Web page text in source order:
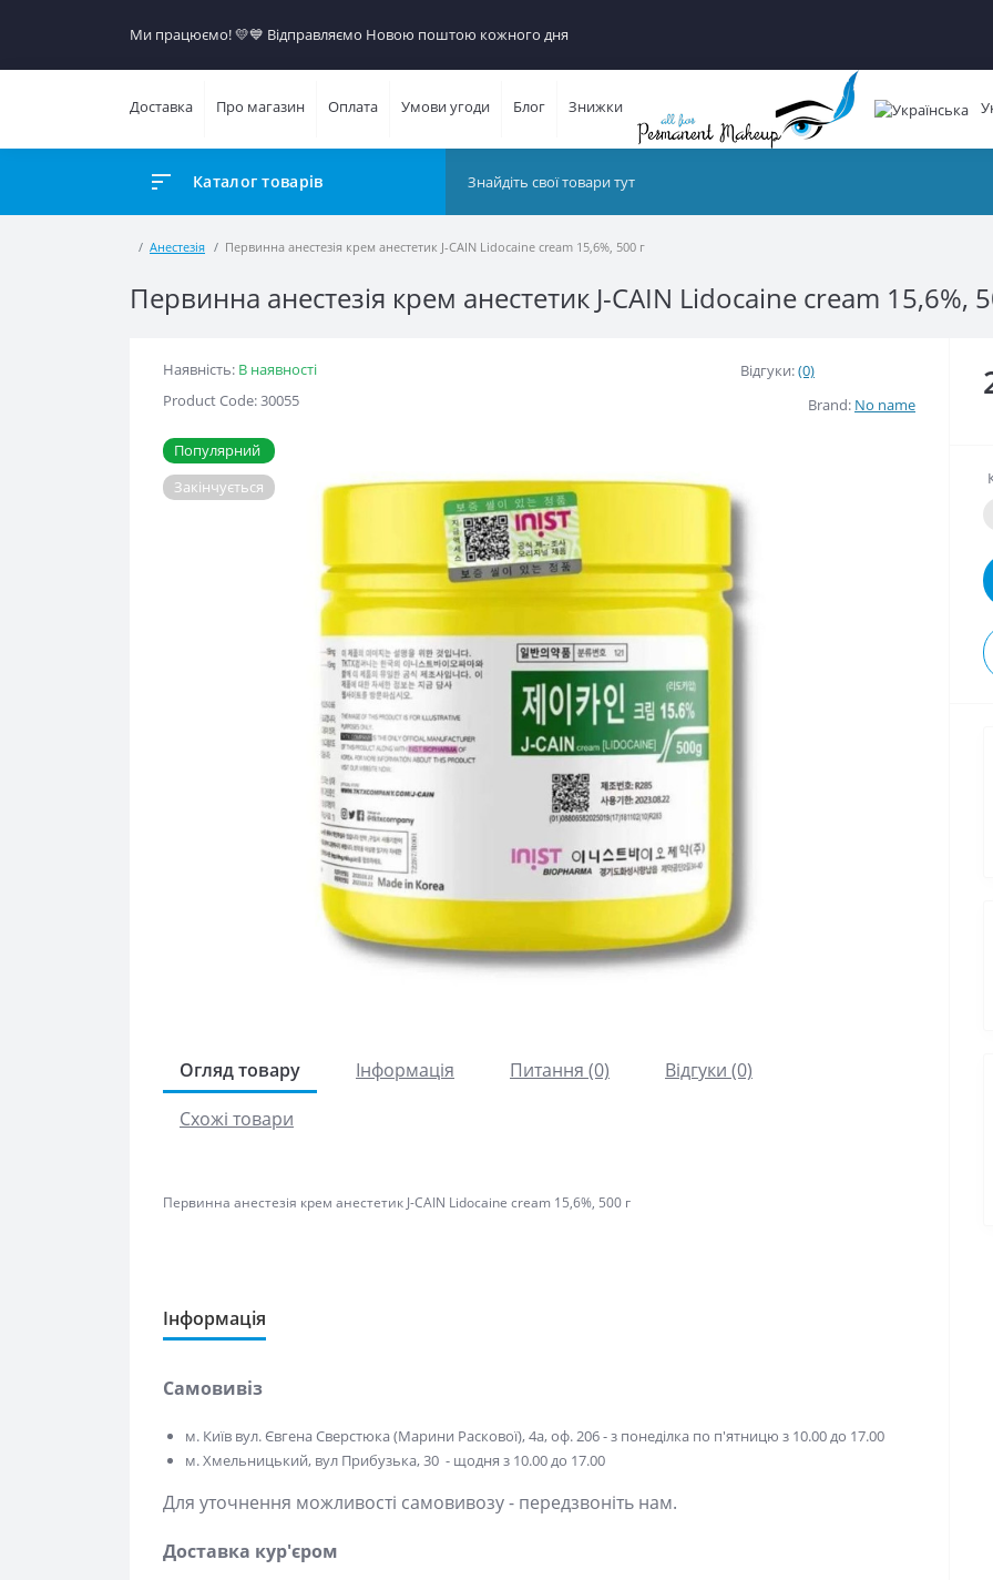
Ми працюємо! 💛​💙 Відправляємо Новою поштою кожного дня
Доставка Про магазин Оплата Умови угоди Блог Знижки
Каталог товарів
Анестезія Первинна анестезія крем анестетик J-CAIN Lidocaine cream 15,6%, 500 г
Первинна анестезія крем анестетик J-CAIN Lidocaine cream 15,6%,
Наявність: В наявності
Product Code: 30055
Відгуки: (0)
Brand:No name
Популярний
Закінчується
Огляд товару Інформація Питання (0) Відгуки (0)
Схожі товари
Первинна анестезія крем анестетик J-CAIN Lidocaine cream 15,6%, 500 г
Інформація
Самовивіз
м. Київ вул. Євгена Сверстюка (Марини Раскової), 4а, оф. 206 - з понеділка по п'ятницю з 10.00 до 17.00
м. Хмельницький, вул Прибузька, 30 - щодня з 10.00 до 17.00
Для уточнення можливості самовивозу - передзвоніть нам.
Доставка кур'єром